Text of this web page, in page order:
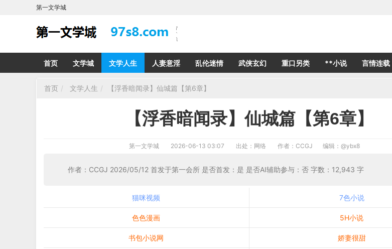
第一文学城
首页 文学城 文学人生 人妻意淫 乱伦迷情 武侠玄幻 重口另类 **小说 言情连载
首页 文学人生 【浮香暗闻录】仙城篇【第6章】
【浮香暗闻录】仙城篇【第6章】
第一文学城 2026-06-13 03:07 出处：网络 作者：CCGJ 编辑： @ybx8
作者：CCGJ 2026/05/12 首发于第一会所 是否首发：是 是否AI辅助参与：否 字数：12,943 字
猫咪视频 7色小说
色色漫画 5H小说
书包小说网 娇妻很甜